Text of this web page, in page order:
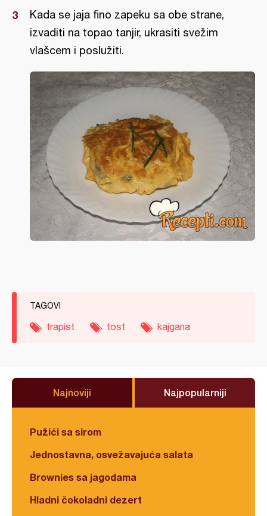
Kada se jaja fino zapeku sa obe strane,
izvaditi na topao tanjir, ukrasiti svežim
vlašcem i poslužiti.
TAGOVI
trapist tost kajgana
Najnoviji Najpopularniji
Pužići sa sirom
Jednostavna, osvežavajuća salata
Brownies sa jagodama
Hladni čokoladni dezert